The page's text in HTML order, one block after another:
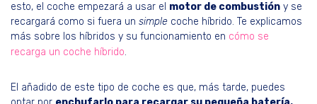
esto, el coche empezará a usar el motor de combustión y se
recargará como si fuera un simple coche híbrido. Te explicamos
más sobre los híbridos y su funcionamiento en cómo se
recarga un coche híbrido.
El añadido de este tipo de coche es que, más tarde, puedes